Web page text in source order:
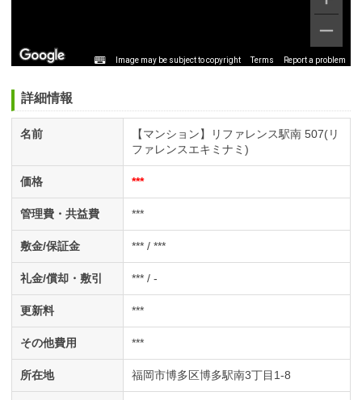
Image may be subject to copyright Terms Report a problem
詳細情報
名前
【マンション】リファレンス駅南 507(リ
ファレンスエキミナミ)
価格 ***
管理費・共益費 ***
敷金/保証金 *** / ***
礼金/償却・敷引 *** / -
更新料 ***
その他費用 ***
所在地 福岡市博多区博多駅南3丁目1-8